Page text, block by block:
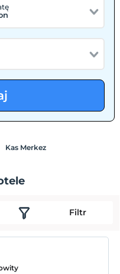
Kas Merkez
Filtr